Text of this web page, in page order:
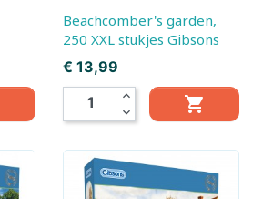
Beachcomber's garden,
250 XXL stukjes Gibsons
Prijs
€ 13,99
expand_less
expand_more
